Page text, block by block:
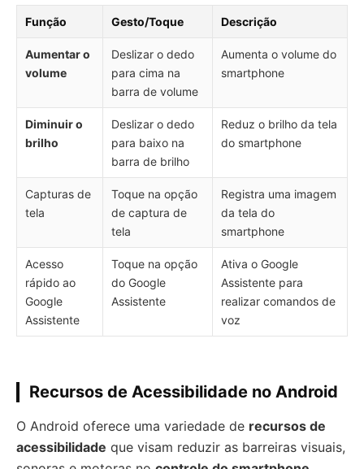
Função Gesto/Toque Descrição
Aumentar o
volume
Deslizar o dedo
para cima na
barra de volume
Aumenta o volume do
smartphone
Diminuir o
brilho
Deslizar o dedo
para baixo na
barra de brilho
Reduz o brilho da tela
do smartphone
Capturas de
tela
Toque na opção
de captura de
tela
Registra uma imagem
da tela do
smartphone
Acesso
rápido ao
Google
Assistente
Toque na opção
do Google
Assistente
Ativa o Google
Assistente para
realizar comandos de
voz
Recursos de Acessibilidade no Android
O Android oferece uma variedade de recursos de
acessibilidade que visam reduzir as barreiras visuais,